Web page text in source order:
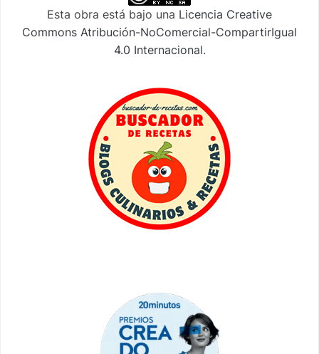
Esta obra está bajo una Licencia Creative
Commons Atribución-NoComercial-CompartirIgual
4.0 Internacional.